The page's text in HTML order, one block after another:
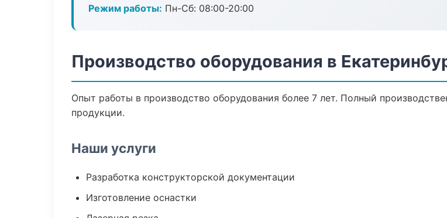
Режим работы: Пн-Сб: 08:00-20:00
Производство оборудования в
Опыт работы в производство оборудования более 7 лет. Полный
продукции.
Наши услуги
Разработка конструкторской документации
Изготовление оснастки